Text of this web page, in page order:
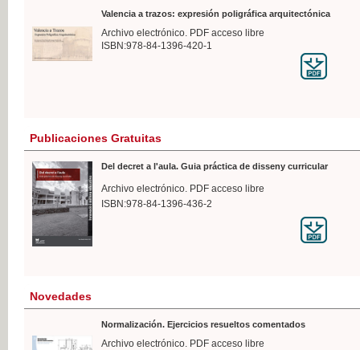
Valencia a trazos: expresión poligráfica arquitectónica
Archivo electrónico. PDF acceso libre
ISBN:978-84-1396-420-1
Publicaciones Gratuitas
Del decret a l'aula. Guia práctica de disseny curricular
Archivo electrónico. PDF acceso libre
ISBN:978-84-1396-436-2
Novedades
Normalización. Ejercicios resueltos comentados
Archivo electrónico. PDF acceso libre